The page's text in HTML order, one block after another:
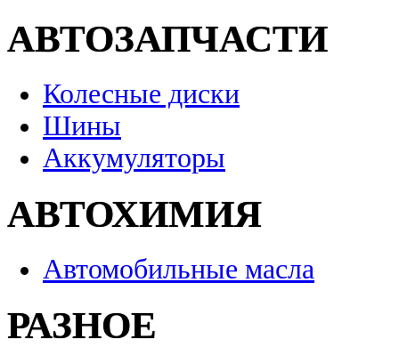
АВТОЗАПЧАСТИ
Колесные диски
Шины
Аккумуляторы
АВТОХИМИЯ
Автомобильные масла
РАЗНОЕ